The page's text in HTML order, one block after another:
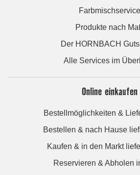
Farbmischservice
Produkte nach
Der HORNBACH
Alle Services im
Online einkaufen
Bestellmöglichkeiten &
Bestellen & nach Hause
Kaufen & in den Markt
Reservieren & Abholen